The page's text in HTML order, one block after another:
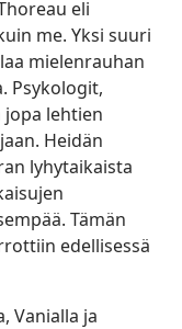
eli
me. Yksi suuri
mielenrauhan
Psykologit,
lehtien
Heidän
lyhytaikaista
Tämän
edellisessä
Vanialla ja